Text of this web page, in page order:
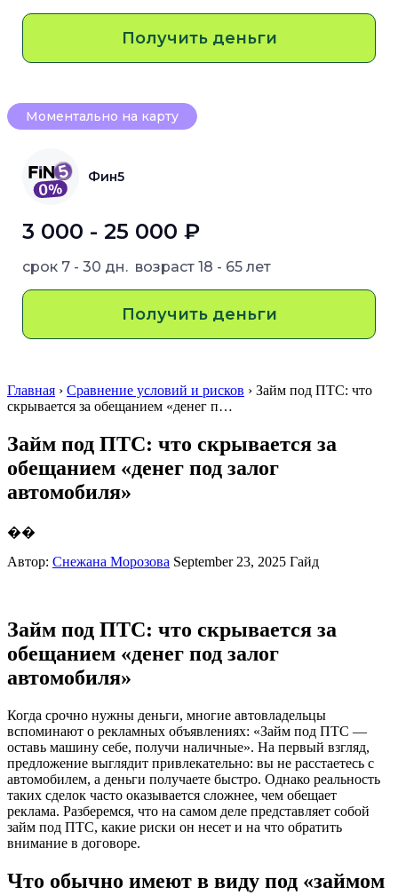
Получить деньги
Моментально на карту
Фин5
3 000 - 25 000 ₽
срок 7 - 30 дн. возраст 18 - 65 лет
Получить деньги
Главная › Сравнение условий и рисков › Займ под ПТС: что
скрывается за обещанием «денег п…
Займ под ПТС: что скрывается за
обещанием «денег под залог
автомобиля»
��
Автор: Снежана Морозова September 23, 2025 Гайд
Займ под ПТС: что скрывается за
обещанием «денег под залог
автомобиля»
Когда срочно нужны деньги, многие автовладельцы
вспоминают о рекламных объявлениях: «Займ под ПТС —
оставь машину себе, получи наличные». На первый взгляд,
предложение выглядит привлекательно: вы не расстаетесь с
автомобилем, а деньги получаете быстро. Однако реальность
таких сделок часто оказывается сложнее, чем обещает
реклама. Разберемся, что на самом деле представляет собой
займ под ПТС, какие риски он несет и на что обратить
внимание в договоре.
Что обычно имеют в виду под «займом